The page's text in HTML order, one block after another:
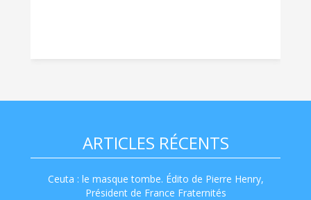
ARTICLES RÉCENTS
Ceuta : le masque tombe. Édito de Pierre Henry,
Président de France Fraternités